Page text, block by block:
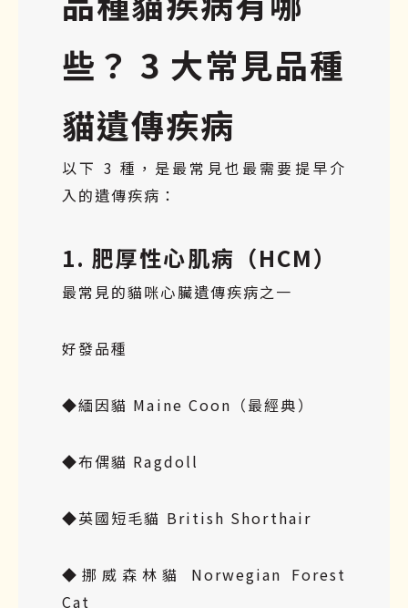
些？ 3 大常見品種
貓遺傳疾病
以下 3 種，是最常見也最需要提早介
入的遺傳疾病：
1. 肥厚性心肌病（HCM）
最常見的貓咪心臟遺傳疾病之一
好發品種
◆緬因貓 Maine Coon（最經典）
◆布偶貓 Ragdoll
◆英國短毛貓 British Shorthair
◆挪威森林貓 Norwegian Forest
Cat